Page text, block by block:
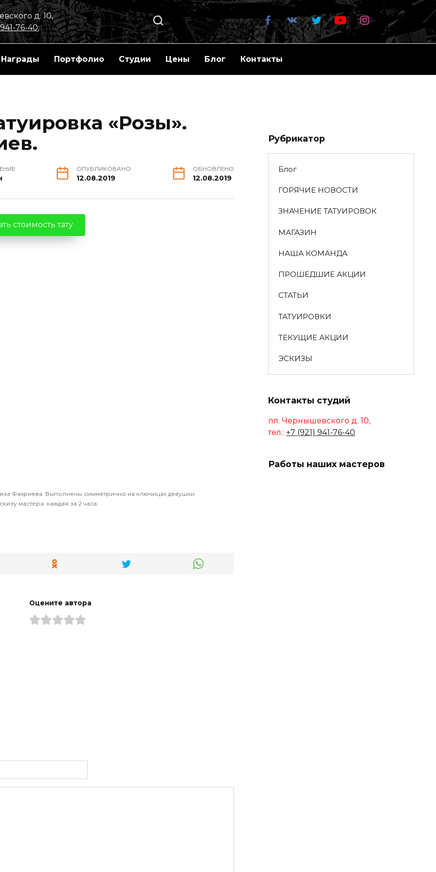
д. 10,
76-40;
Награды Портфолио Студии Цены Блог Контакты
«Розы».
ОПУБЛИКОВАНО
12.08.2019
ОБНОВЛЕНО
12.08.2019
стоимость тату
Фахриева. Выполнены симметрично на ключицах девушки
мастера. каждая за 2 часа.
Оцените автора
Рубрикатор
Блог
ГОРЯЧИЕ НОВОСТИ
ЗНАЧЕНИЕ ТАТУИРОВОК
МАГАЗИН
НАША КОМАНДА
ПРОШЕДШИЕ АКЦИИ
СТАТЬИ
ТАТУИРОВКИ
ТЕКУЩИЕ АКЦИИ
ЭСКИЗЫ
Контакты студий
пл. Чернышевского д. 10,
тел.: +7 (921) 941-76-40
Работы наших мастеров